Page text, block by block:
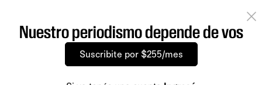
Nuestro periodismo depende de vos
Suscribite por $255/mes